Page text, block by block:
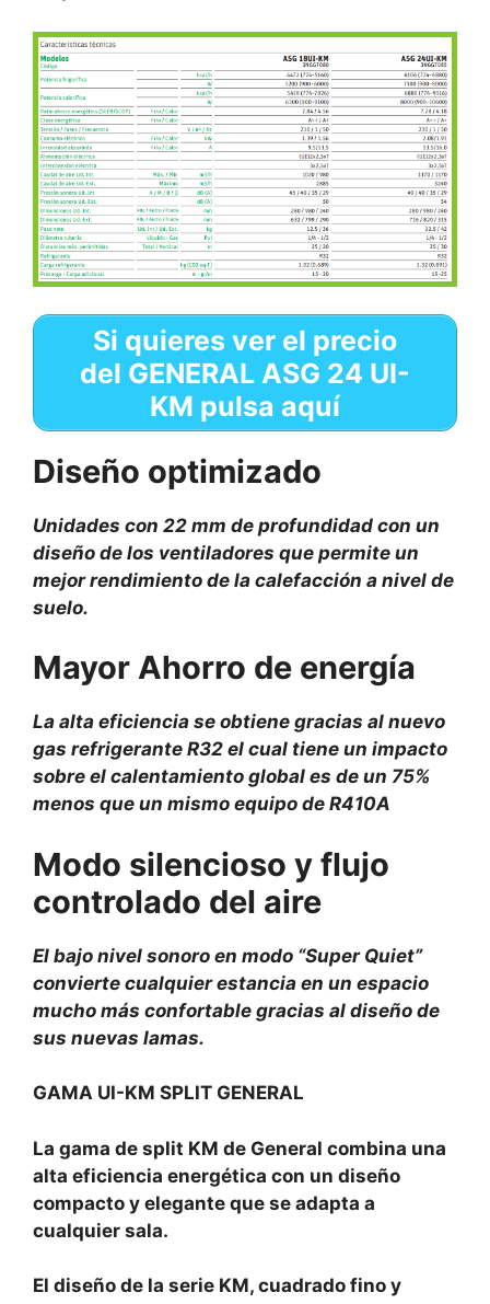
Si quieres ver el precio
del GENERAL ASG 24 UI-
KM pulsa aquí
Diseño optimizado
Unidades con 22 mm de profundidad con un
diseño de los ventiladores que permite un
mejor rendimiento de la calefacción a nivel de
suelo.
Mayor Ahorro de energía
La alta eficiencia se obtiene gracias al nuevo
gas refrigerante R32 el cual tiene un impacto
sobre el calentamiento global es de un 75%
menos que un mismo equipo de R410A
Modo silencioso y flujo
controlado del aire
El bajo nivel sonoro en modo “Super Quiet”
convierte cualquier estancia en un espacio
mucho más confortable gracias al diseño de
sus nuevas lamas.
GAMA UI-KM SPLIT GENERAL
La gama de split KM de General combina una
alta eficiencia energética con un diseño
compacto y elegante que se adapta a
cualquier sala.
El diseño de la serie KM, cuadrado fino y